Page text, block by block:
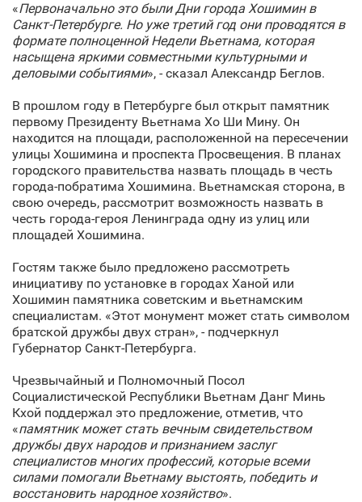
«Первоначально это были Дни города Хошимин в
Санкт‑Петербурге. Но уже третий год они проводятся в
формате полноценной Недели Вьетнама, которая
насыщена яркими совместными культурными и
деловыми событиями», - сказал Александр Беглов.
В прошлом году в Петербурге был открыт памятник
первому Президенту Вьетнама Хо Ши Мину. Он
находится на площади, расположенной на пересечении
улицы Хошимина и проспекта Просвещения. В планах
городского правительства назвать площадь в честь
города-побратима Хошимина. Вьетнамская сторона, в
свою очередь, рассмотрит возможность назвать в
честь города-героя Ленинграда одну из улиц или
площадей Хошимина.
Гостям также было предложено рассмотреть
инициативу по установке в городах Ханой или
Хошимин памятника советским и вьетнамским
специалистам. «Этот монумент может стать символом
братской дружбы двух стран», - подчеркнул
Губернатор Санкт‑Петербурга.
Чрезвычайный и Полномочный Посол
Социалистической Республики Вьетнам Данг Минь
Кхой поддержал это предложение, отметив, что
«памятник может стать вечным свидетельством
дружбы двух народов и признанием заслуг
специалистов многих профессий, которые всеми
силами помогали Вьетнаму выстоять, победить и
восстановить народное хозяйство».